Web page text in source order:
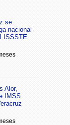
se
nacional
ISSSTE
Alor,
IMSS